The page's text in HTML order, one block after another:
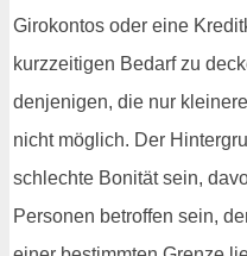
Girokontos oder eine
kurzzeitigen Bedarf zu
denjenigen, die nur
nicht möglich. Der
schlechte Bonität sein,
Personen betroffen sein,